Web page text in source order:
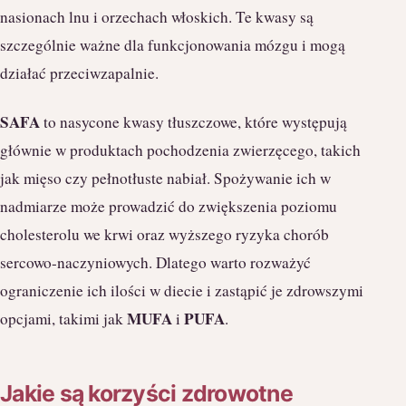
nasionach lnu i orzechach włoskich. Te kwasy są
szczególnie ważne dla funkcjonowania mózgu i mogą
działać przeciwzapalnie.
SAFAto nasycone kwasy tłuszczowe, które występują
głównie w produktach pochodzenia zwierzęcego, takich
jak mięso czy pełnotłuste nabiał. Spożywanie ich w
nadmiarze może prowadzić do zwiększenia poziomu
cholesterolu we krwi oraz wyższego ryzyka chorób
sercowo-naczyniowych. Dlatego warto rozważyć
ograniczenie ich ilości w diecie i zastąpić je zdrowszymi
opcjami, takimi jakMUFAi PUFA.
Jakie są korzyści zdrowotne